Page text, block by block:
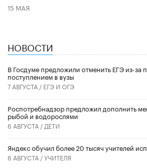
15 МАЯ
НОВОСТИ
В Госдуме предложили отменить ЕГЭ из-за
поступлением в вузы
7 АВГУСТА / ЕГЭ И ОГЭ
Роспотребнадзор предложил дополнить
рыбой и водорослями
6 АВГУСТА / ДЕТИ
​Яндекс обучил более 20 тысяч учителей
6 АВГУСТА /УЧИТЕЛЯ